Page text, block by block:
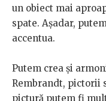
un obiect mai
spate. Așadar,
accentua.
Putem crea și
Rembrandt, pictorii
pictură putem fi